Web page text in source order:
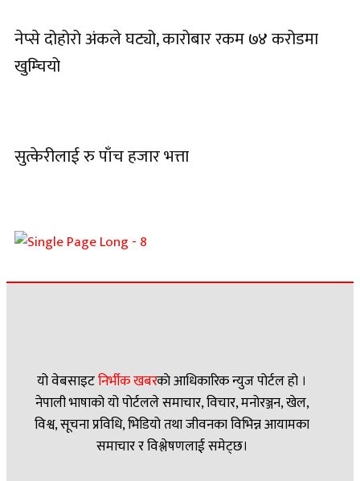
नेप्से दोहोरो अंकले घट्यो, कारोबार रकम ७४ करोडमा
खुम्चियो
सुत्केरीलाई रु पाँच हजार भत्ता
यो वेबसाइटनिर्भीक खबरकाे आधिकारिक न्युज पोर्टल हो ।
नेपाली भाषाको यो पोर्टलले समाचार, विचार, मनोरञ्जन, खेल,
विश्व, सूचना प्रविधि, भिडियो तथा जीवनका विभिन्न आयामका
समाचार र विश्लेषणलाई समेट्छ।